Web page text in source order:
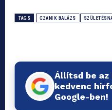
TAGS CZANIK BALÁZS
Állítsd be
kedvenc
Google-ben!